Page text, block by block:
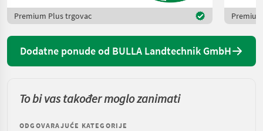
Premium Plus trgovac
Dodatne ponude od BULLA Landtechnik GmbH
To bi vas također moglo zanimati
ODGOVARAJUĆE KATEGORIJE